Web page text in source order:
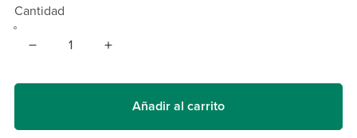
Cantidad
Añadir al carrito